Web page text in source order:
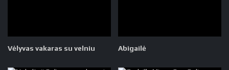
Vėlyvas vakaras su velniu Abigailė